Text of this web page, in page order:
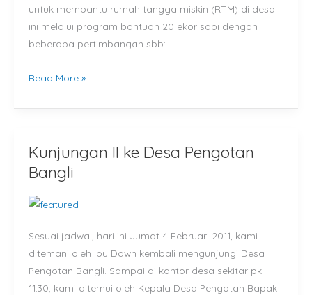
untuk membantu rumah tangga miskin (RTM) di desa
ini melalui program bantuan 20 ekor sapi dengan
beberapa pertimbangan sbb:
Desa
Pengotan
Bangli
Read More »
Kunjungan II ke Desa Pengotan
Bangli
Sesuai jadwal, hari ini Jumat 4 Februari 2011, kami
ditemani oleh Ibu Dawn kembali mengunjungi Desa
Pengotan Bangli. Sampai di kantor desa sekitar pkl
11.30, kami ditemui oleh Kepala Desa Pengotan Bapak
Kunjungan
II
Desa
Bangli